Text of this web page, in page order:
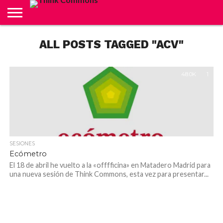
CARRITO
CONTACTO
CRÉDITOS
FINALIZAR
COMPRA
CUENTA
TIENDAALL POSTS TAGGED "ACV"
48.0K 1
SESIONES
Ecómetro
El 18 de abril he vuelto a la «offfficina» en Matadero Madrid para
una nueva sesión de Think Commons, esta vez para presentar...